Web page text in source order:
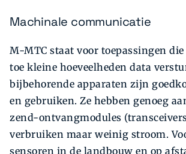
Machinale communicatie
M-MTC staat voor toepassingen
toe kleine hoeveelheden data
bijbehorende apparaten zijn
en gebruiken. Ze hebben genoeg
zend-ontvangmodules
verbruiken maar weinig stroom.
sensoren in de landbouw en op